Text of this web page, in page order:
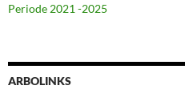
Periode 2021 -2025
ARBOLINKS